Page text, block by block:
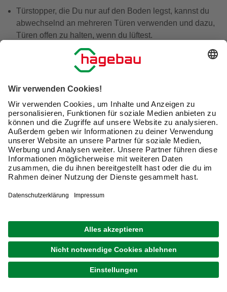
Türstopper, die Du nur auf den Boden legst, kannst du
abwechselnd an mehreren Türen verwenden und dazu,
Türen offen zu halten, wenn du lüftest.
Das Gewicht Deiner Tür und ihr Material spielt eine
Rolle bei der Wahl des richtigen Stoppers, aber keine
kannst also ziemlich frei nach Deinem Geschmack
auswählen: Es gibt bei Türstopper nämlich mehr
Varianten in Form und Farbe, als man glaubt.
Wofür sind Türstopper und Bummsinchen geeignet?
Die Aufgabe von Türstoppern ist es zu verhindern, dass
Möbeln oder woanders anschlagen und dort Kratzer,
Wie funktioniert ein Türstopper?
Türstopper erklären ihre Funktion schon in ihrem Namen:
Sie stoppen Türen. Damit bekommen die Türen oder ihre